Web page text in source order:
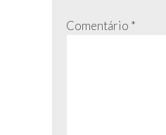
Comentário *